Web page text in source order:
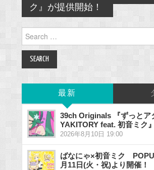
ク』が提供開始！
for:
最新
39ch Originals 『ずっとア
YAKITORY feat. 初音ミク
2026年8月10日 19:00
ばなにゃ×初音ミク
月11日(火・祝)より開催！